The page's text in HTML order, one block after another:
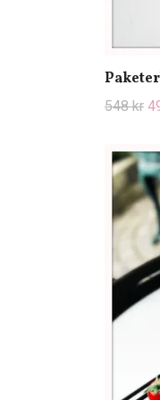
548 kr